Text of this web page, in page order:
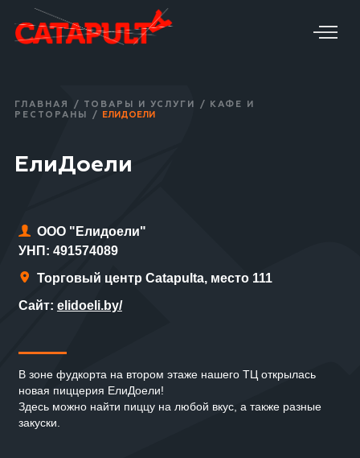
ГЛАВНАЯ / ТОВАРЫ И УСЛУГИ /
КАФЕ И
РЕСТОРАНЫ
/ ЕЛИДОЕЛИ
ЕлиДоели
ООО "Елидоели"
УНП: 491574089
Торговый центр Catapulta, место 111
Сайт: elidoeli.by/
В зоне фудкорта на втором этаже нашего ТЦ открылась
новая пиццерия ЕлиДоели!
Здесь можно найти пиццу на любой вкус, а также разные
закуски.